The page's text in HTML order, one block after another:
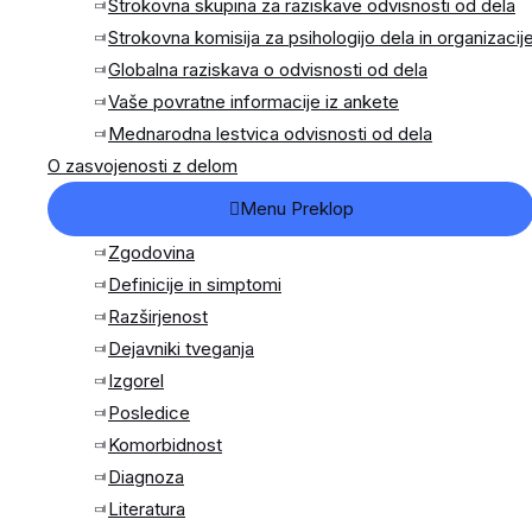
Strokovna skupina za raziskave odvisnosti od dela
Strokovna komisija za psihologijo dela in
Globalna raziskava o odvisnosti od dela
Vaše povratne informacije iz ankete
Mednarodna lestvica odvisnosti od dela
O zasvojenosti z delom
Menu Preklop
Zgodovina
Definicije in simptomi
Razširjenost
Dejavniki tveganja
Izgorel
Posledice
Komorbidnost
Diagnoza
Literatura